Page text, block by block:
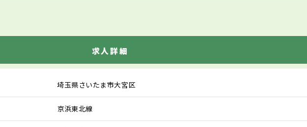
求人詳細
埼玉県さいたま市大宮区
京浜東北線